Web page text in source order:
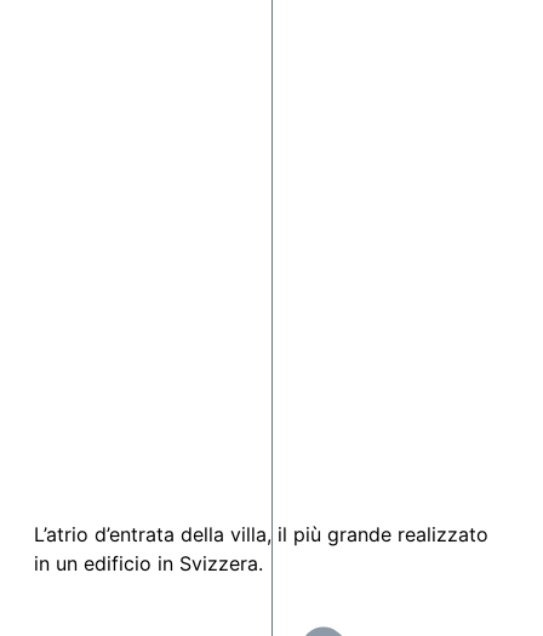
L’atrio d’entrata della villa, il più grande realizzato
in un edificio in Svizzera.